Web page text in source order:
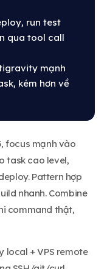
run test
qua tool call
mạnh
kém hơn về
focus mạnh vào
task cao level,
Pattern hợp
nhanh. Combine
command thật,
local + VPS remote